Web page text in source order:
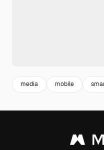
media mobile